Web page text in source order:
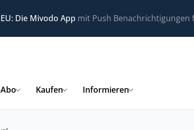
Die Mivodo App mit Push Benachrichtigungen
Kaufen Informieren